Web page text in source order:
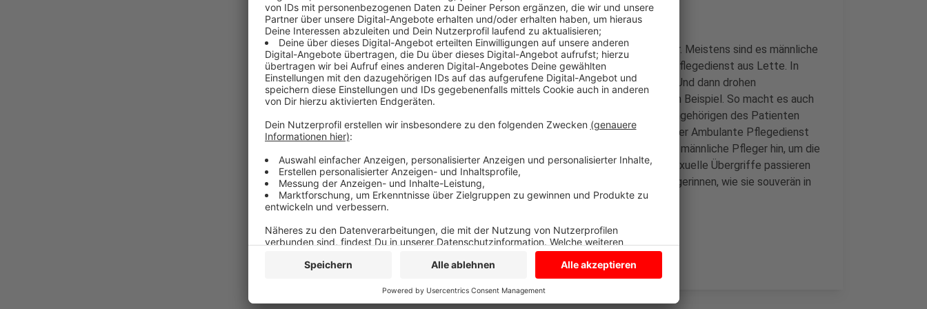
Bei uns im Kreis Coesfeld sind vor allem Pflegerinnen häufig Opfer. Meistens sind es männliche
Patienten, die auffällig sind, sagt Andreas Bertling vom mobilen Pflegedienst aus Lette. In
solchen Fällen geben seine Mitarbeiterinnen im sofort Bescheid. Und dann drohen
Konsequenzen: Ein persönliches Gespräch mit dem Patienten zum Beispiel. So macht es auch
die Mobile Pflege in Senden. Sie holt dann meist auch noch die Angehörigen des Patienten
dazu, damit es ihm besonders unangenehm ist und er es bereut. Der Ambulante Pflegedienst
von Marlies Klingenstein in Olfen schickt zu auffälligen Patienten männliche Pfleger hin, um die
Pflegerinnen zu schützen und Konfliktpotenzial klein zu halten. Sexuelle Übergriffe passieren
aber generell selten im Kreis Coesfeld. In Schulungen lernen Pflegerinnen, wie sie souverän in
solchen Fällen reagieren.
Anzeige